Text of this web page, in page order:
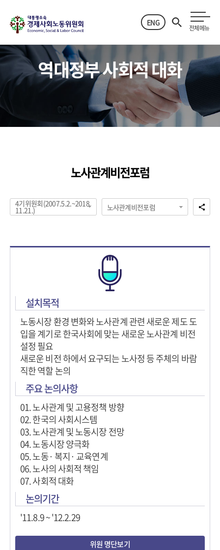
ENG
전체메뉴
역대정부 사회적 대화
노사관계비전포럼
4기위원회(2007.5.2.~2018.
11.21.) 노사관계비전포럼
설치목적
노동시장 환경 변화와 노사관계 관련 새로운 제도 도
입을 계기로 한국사회에 맞는 새로운 노사관계 비전
설정 필요
새로운 비전 하에서 요구되는 노사정 등 주체의 바람
직한 역할 논의
주요 논의사항
01. 노사관계 및 고용정책 방향
02. 한국의 사회시스템
03. 노사관계 및 노동시장 전망
04. 노동시장 양극화
05. 노동· 복지· 교육연계
06. 노사의 사회적 책임
07. 사회적 대화
논의기간
'11.8.9 ~ '12.2.29
위원 명단보기